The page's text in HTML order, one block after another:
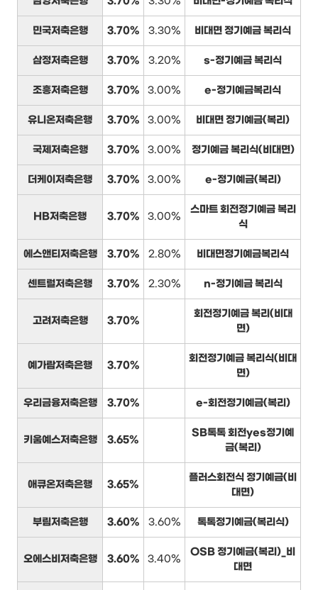
민국저축은행 3.70% 3.30% 비대면 정기예금 복리식
삼정저축은행 3.70% 3.20% s-정기예금 복리식
조흥저축은행 3.70% 3.00% e-정기예금복리식
유니온저축은행 3.70% 3.00% 비대면 정기예금(복리)
국제저축은행 3.70% 3.00% 정기예금 복리식(비대면)
더케이저축은행 3.70% 3.00% e-정기예금(복리)
HB저축은행 3.70% 3.00%
스마트 회전정기예금 복리
식
에스앤티저축은행 3.70% 2.80% 비대면정기예금복리식
센트럴저축은행 3.70% 2.30% n-정기예금 복리식
고려저축은행 3.70%
회전정기예금 복리(비대
면)
예가람저축은행 3.70%
회전정기예금 복리식(비대
면)
우리금융저축은행 3.70% e-회전정기예금(복리)
키움예스저축은행 3.65%
SB톡톡 회전yes정기예
금(복리)
애큐온저축은행 3.65%
플러스회전식 정기예금(비
대면)
부림저축은행 3.60% 3.60% 톡톡정기예금(복리식)
오에스비저축은행 3.60% 3.40%
OSB 정기예금(복리)_비
대면